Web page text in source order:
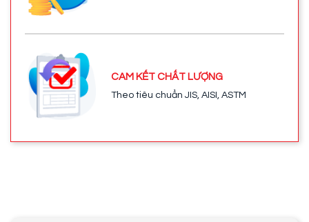
CAM KẾT CHẤT LƯỢNG
Theo tiêu chuẩn JIS, AISI, ASTM